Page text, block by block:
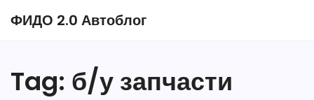
ФИДО 2.0 Автоблог
Tag: б/у запчасти